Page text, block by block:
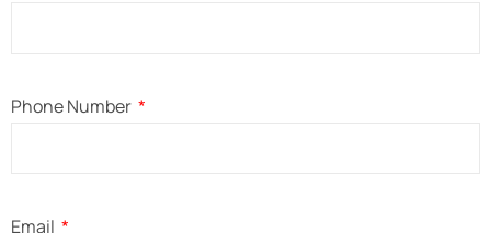
Phone Number
Email